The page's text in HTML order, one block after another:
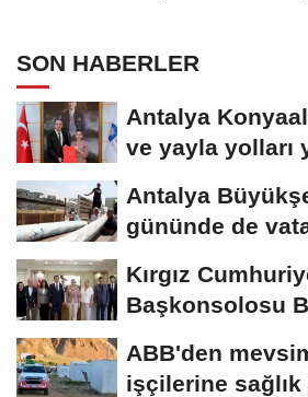
SON HABERLER
Antalya
ve yayla yolları
Antalya
gününde de
Kırgız
Başkonsolosu
ABB'den
işçilerine sağlık